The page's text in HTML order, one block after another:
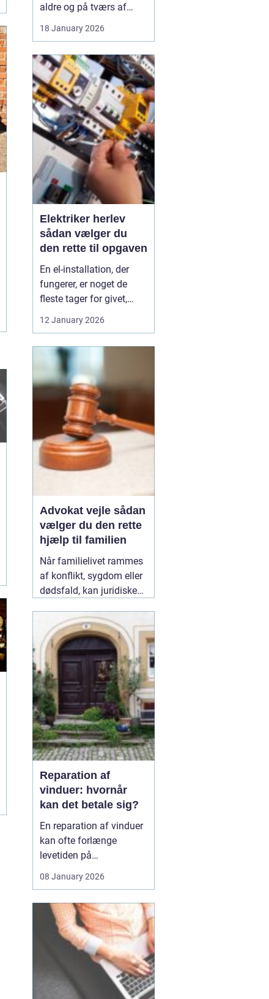
aldre og på tværs af
starter det med hygge,
at dæmpe uro og svære
følelser på. Langsomt
flytter alkoholen græns...
18 January 2026
Elektriker herlev
sådan vælger du
den rette til opgaven
En el-installation, der
fungerer, er noget de
fleste tager for givet,
eller en stikkontakt bliver
problemer, kan det
hurtigt blive både utrygt
og dyrt, hvis der ikke
reageres rigtigt. Derfor
giver ...
12 January 2026
Advokat vejle sådan
vælger du den rette
hjælp til familien
Når familielivet rammes
af konflikt, sygdom eller
dødsfald, kan juridiske
sig store. Mange oplever,
at de både skal håndtere
følelser og praktiske
problemer på én gang.
Her kan en erfaren10
January 2026
Reparation af
vinduer: hvornår
kan det betale sig?
En reparation af vinduer
kan ofte forlænge
levetiden på
glas med mange år. For
valget mellem at
reparere eller udskifte
hele vinduet, og
beslutningen har både
08 January 2026